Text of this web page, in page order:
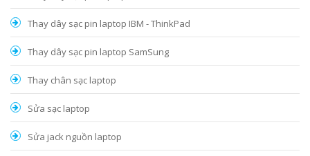
Thay dây sạc pin laptop IBM - ThinkPad
Thay dây sạc pin laptop SamSung
Thay chân sạc laptop
Sửa sạc laptop
Sửa jack nguồn laptop